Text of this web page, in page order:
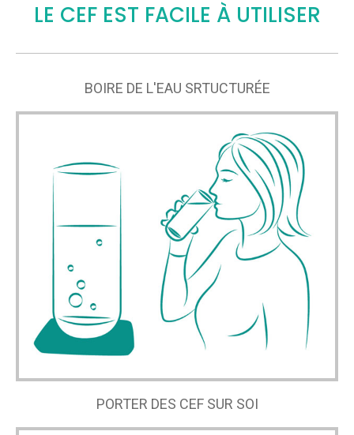
LE CEF EST FACILE À UTILISER
BOIRE DE L'EAU SRTUCTURÉE
PORTER DES CEF SUR SOI